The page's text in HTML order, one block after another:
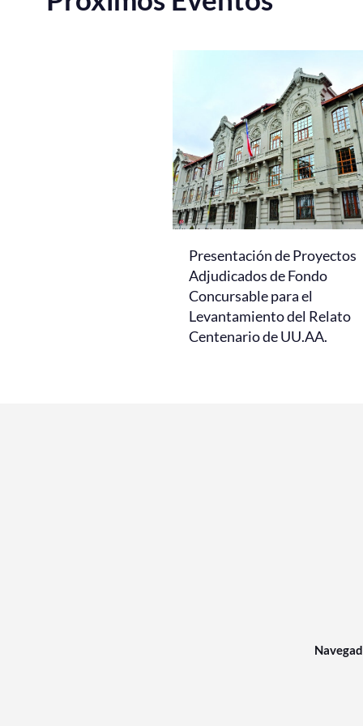
Presentación de Proyectos
Adjudicados de Fondo
Concursable para el
Levantamiento del Relato
Centenario de UU.AA.